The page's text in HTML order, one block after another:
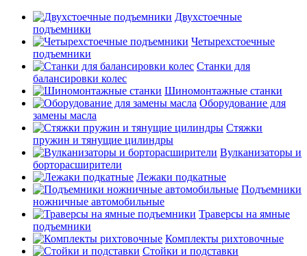
Двухстоечные
подъемники
Четырехстоечные
подъемники
Станки для
балансировки колес
Шиномонтажные станки
Оборудование для
замены масла
Стяжки
пружин и тянущие цилиндры
Вулканизаторы и
борторасширители
Лежаки подкатные
Подъемники
ножничные автомобильные
Траверсы на ямные
подъемники
Комплекты рихтовочные
Стойки и подставки